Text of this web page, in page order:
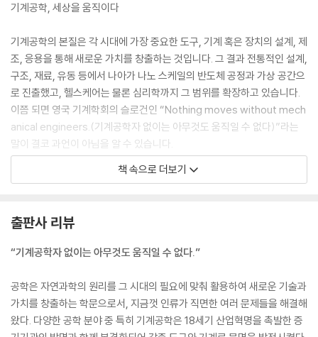
기계공학, 세상을 움직이다
기계공학의 본질은 각 시대에 가장 중요한 도구, 기계 혹은 장치의 설계, 제
조, 응용을 통해 새로운 가치를 창출하는 것입니다. 그 결과 전통적인 설계,
구조, 재료, 유동 등에서 나아가 나노 스케일의 반도체 공정과 가상 공간으
로 진출했고, 헬스케어는 물론 심리학까지 그 범위를 확장하고 있습니다.
이쯤 되면 영국 기계학회의 슬로건인 “Nothing moves without mech
anical engineers.(기계공학자 없이는 아무것도 움직일 수 없다)”라는
말이 결코 과언이 아님을 알 수 있습니다.
지금의 시대를 흔히 ‘기술 패권 시대’라고 합니다. 즉 기술을 무기로 한 강
술에 대해 알아야 하는 이유라고 할 수 있겠습니다. 이 책의 마지막에는 결
론이 존재하지 않습니다. 이 책의 새로운 장들은 여러분들이 후일 추가해
---「머리말」중에서
공학자는 미래를 기다리지 않는다. 자신의 손으로 직접 미래를 만든다!
신기술을 둘러싼 다양한 질문과 KAIST 기계공학자들의 명쾌한 응답!
책 속으로 더보기
출판사 리뷰
“기계공학자 없이는 아무것도 움직일 수 없다.”
공학은 자연과학의 원리를 그 시대의 필요에 맞춰 활용하여 새로운 기술과
가치를 창출하는 학문으로서, 지금껏 인류가 직면한 여러 문제들을 해결해
왔다. 다양한 공학 분야 중 특히 기계공학은 18세기 산업혁명을 촉발한 증